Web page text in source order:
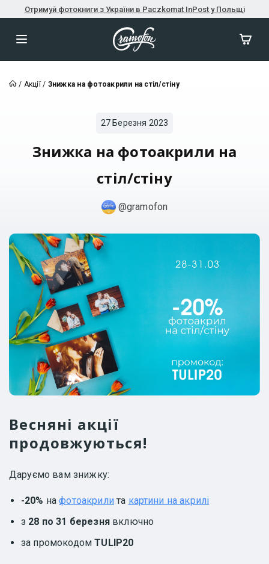
Отримуй фотокниги з України в Paczkomat InPost у Польщі
/ Акції/ Знижка на фотоакрили на стіл/стіну
27 Березня 2023
Знижка на фотоакрили на
стіл/стіну
@gramofon
Весняні акції
продовжуються!
Даруємо вам знижку:
-20% нафотоакрили та картини на акрилі
з 28 по 31 березнявключно
за промокодомTULIP20